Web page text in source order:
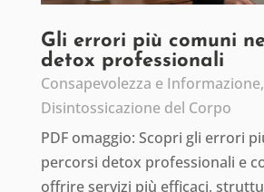
Gli errori più comuni
detox professionali
Consapevolezza e Informazione,
Disintossicazione del Corpo
PDF omaggio: Scopri gli errori
percorsi detox professionali e
offrire servizi più efficaci,